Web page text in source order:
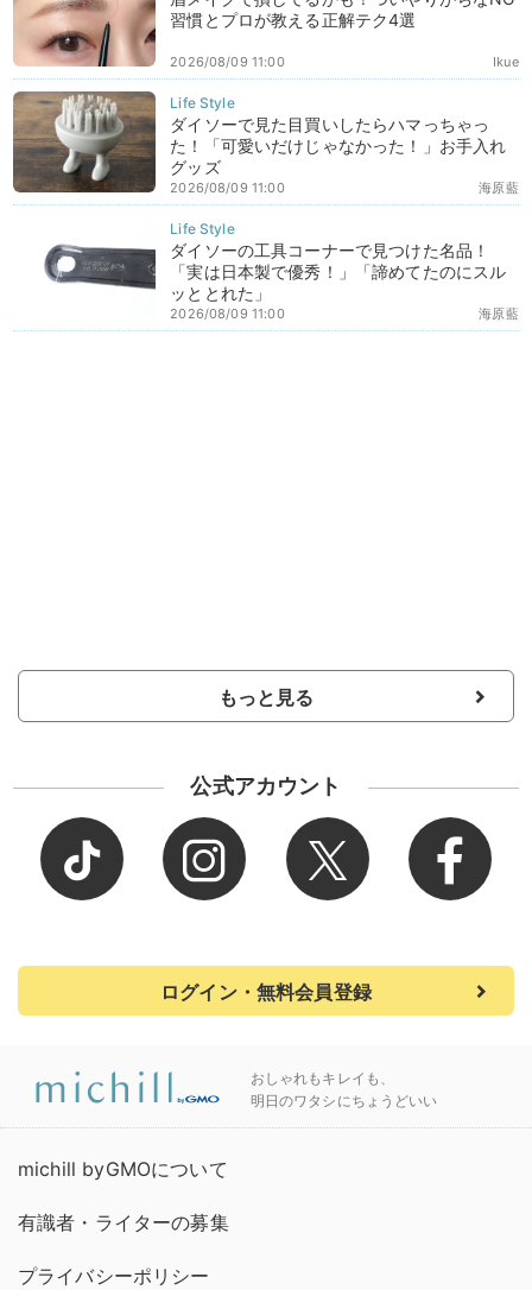
習慣とプロが教える正解テク4選
Ikue
2026/08/09 11:00
ダイソーで見た目買いしたらハマっちゃっ
た！「可愛いだけじゃなかった！」お手入れ
グッズ
海原藍
2026/08/09 11:00
ダイソーの工具コーナーで見つけた名品！
「実は日本製で優秀！」「諦めてたのにスル
ッととれた」
海原藍
2026/08/09 11:00
もっと見る
公式アカウント
ログイン・無料会員登録
おしゃれもキレイも、
明日のワタシにちょうどいい
michill byGMOについて
有識者・ライターの募集
プライバシーポリシー